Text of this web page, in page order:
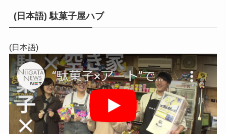
(日本語) 駄菓子屋ハブ
(日本語)